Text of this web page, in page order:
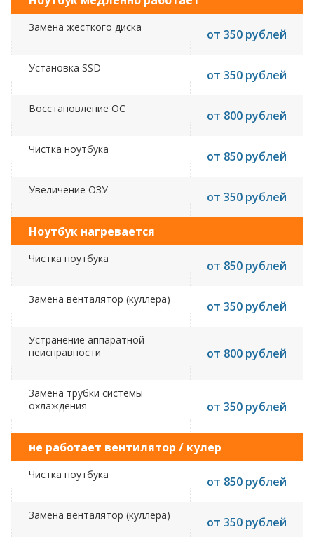
Замена жесткого диска от 350 рублей
Установка SSD от 350 рублей
Восстановление ОС от 800 рублей
Чистка ноутбука от 850 рублей
Увеличение ОЗУ от 350 рублей
Ноутбук нагревается
Чистка ноутбука от 850 рублей
Замена венталятор (куллера) от 350 рублей
Устранение аппаратной
неисправности
от 800 рублей
Замена трубки системы
охлаждения
от 350 рублей
не работает вентилятор / кулер
Чистка ноутбука от 850 рублей
Замена венталятор (куллера) от 350 рублей